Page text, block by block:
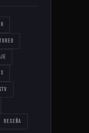
reseña